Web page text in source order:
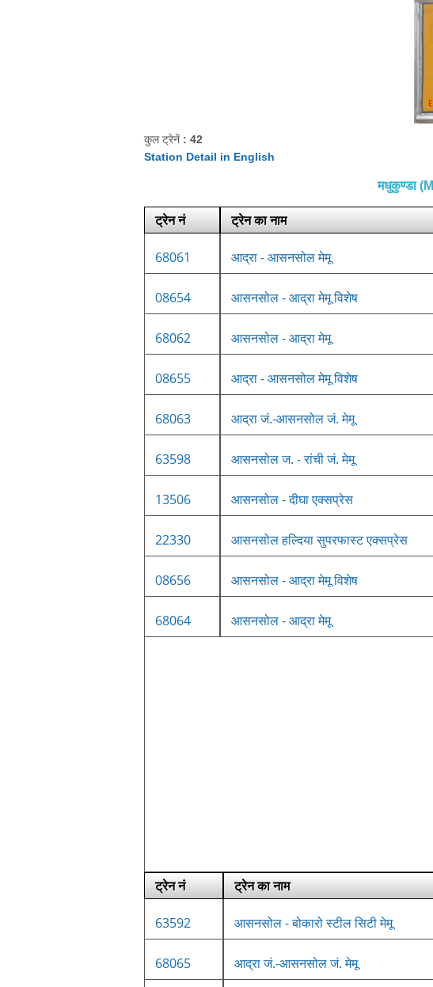
कुल ट्रेनें : 42
Station Detail in English
मधुकुण्डा
ट्रेन नं ट्रेन का नाम
68061 आद्रा - आसनसोल मेमू
08654 आसनसोल - आद्रा मेमू विशेष
68062 आसनसोल - आद्रा मेमू
08655 आद्रा - आसनसोल मेमू विशेष
68063 आद्रा जं.-आसनसोल जं. मेमू
63598 आसनसोल ज. - रांची जं. मेमू
13506 आसनसोल - दीघा एक्सप्रेस
22330 आसनसोल हल्दिया सुपरफास्ट एक्सप्रेस
08656 आसनसोल - आद्रा मेमू विशेष
68064 आसनसोल - आद्रा मेमू
ट्रेन नं ट्रेन का नाम
63592 आसनसोल - बोकारो स्टील सिटी मेमू
68065 आद्रा जं.-आसनसोल जं. मेमू